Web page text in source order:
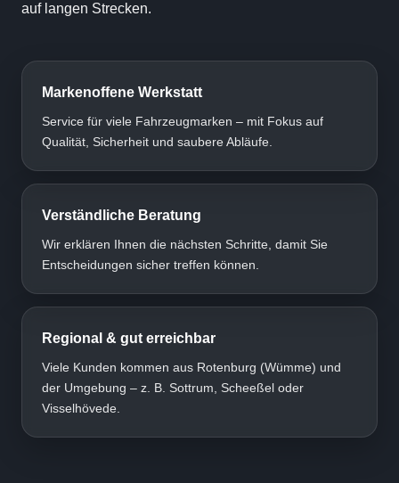
auf langen Strecken.
Markenoffene Werkstatt
Service für viele Fahrzeugmarken – mit Fokus auf
Qualität, Sicherheit und saubere Abläufe.
Verständliche Beratung
Wir erklären Ihnen die nächsten Schritte, damit Sie
Entscheidungen sicher treffen können.
Regional & gut erreichbar
Viele Kunden kommen aus Rotenburg (Wümme) und
der Umgebung – z. B. Sottrum, Scheeßel oder
Visselhövede.